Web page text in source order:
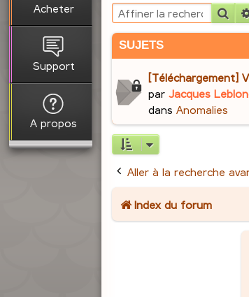
Acheter
Support
A propos
SUJETS
[Téléchargement]
parJacques
dansAnomalies
Aller à la recherche
Index du forum